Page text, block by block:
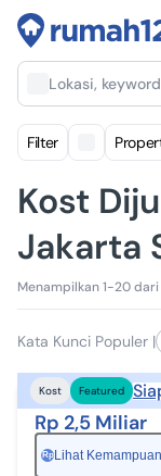
Lokasi,
Filter
Kost
Jakarta
Menampilkan 1-20
Kata Kunci Populer |
Kost Featured
Rp 2,5 Miliar
Rp Lihat